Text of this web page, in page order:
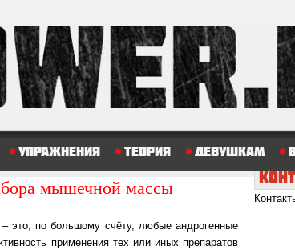
Упражнения Теория Девушкам
мышечной массы
это, по большому счёту, любые ан­дро­ген­ные
применения тех или иных пре­па­ра­тов